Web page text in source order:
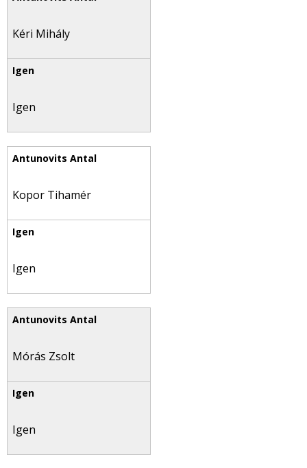
Kéri Mihály
Igen
Kopor Tihamér
Igen
Mórás Zsolt
Igen